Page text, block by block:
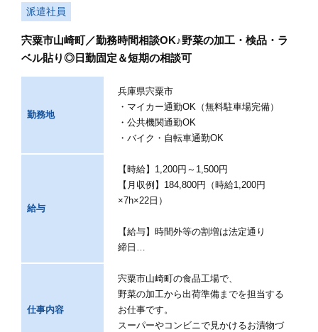
派遣社員
宍粟市山崎町／勤務時間相談OK♪野菜の加工・検品・ラ
ベル貼り◎日勤固定＆短期の相談可
勤務地
兵庫県宍粟市
・マイカー通勤OK（無料駐車場完備）
・公共機関通勤OK
・バイク・自転車通勤OK
給与
【時給】1,200円～1,500円
【月収例】184,800円（時給1,200円
×7h×22日）
【給与】時間外等の割増は法定通り
締日…
仕事内容
宍粟市山崎町の食品工場で、
野菜の加工から出荷準備までを担当する
お仕事です。
スーパーやコンビニで見かけるお漬物づ